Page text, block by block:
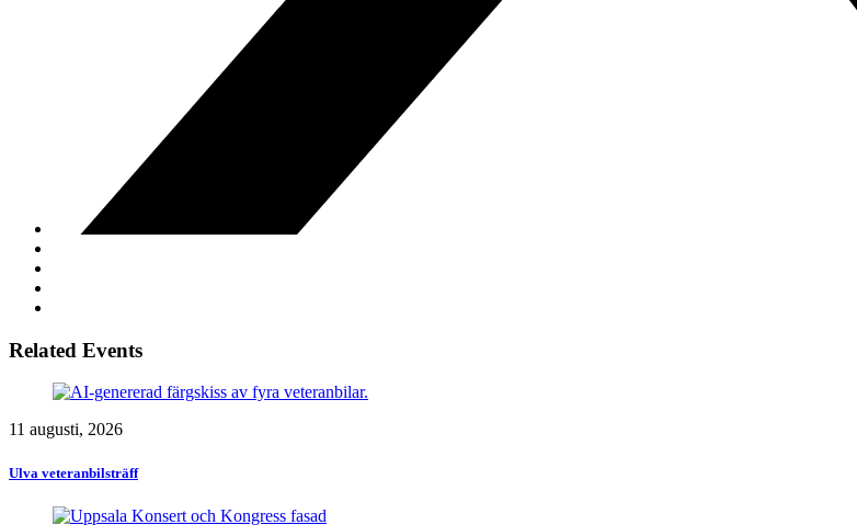
Related Events
11 augusti, 2026
Ulva veteranbilsträff